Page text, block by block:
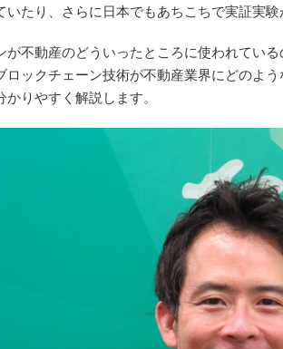
いたり、さらに日本でもあちこちで実証実
が不動産のどういったところに使われてい
ロックチェーン技術が不動産業界にどのよ
かりやすく解説します。